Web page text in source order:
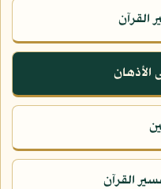
القرآن
الأذهان
القرآن